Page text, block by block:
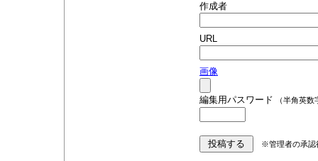
作成者
URL
画像
編集用パスワード （半角英数
※管理者の承認